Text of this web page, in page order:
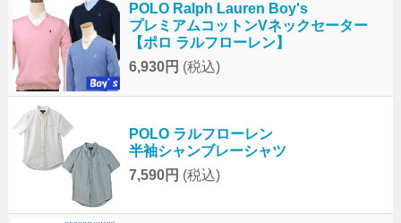
POLO Ralph Lauren Boy's
プレミアムコットンVネックセーター
【ポロ ラルフローレン】
6,930円 (税込)
POLO ラルフローレン
半袖シャンブレーシャツ
7,590円 (税込)